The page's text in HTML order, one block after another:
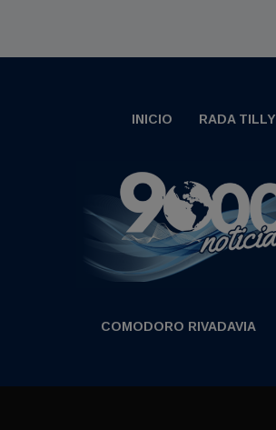
INICIO RADA TILLY
COMODORO RIVADAVIA